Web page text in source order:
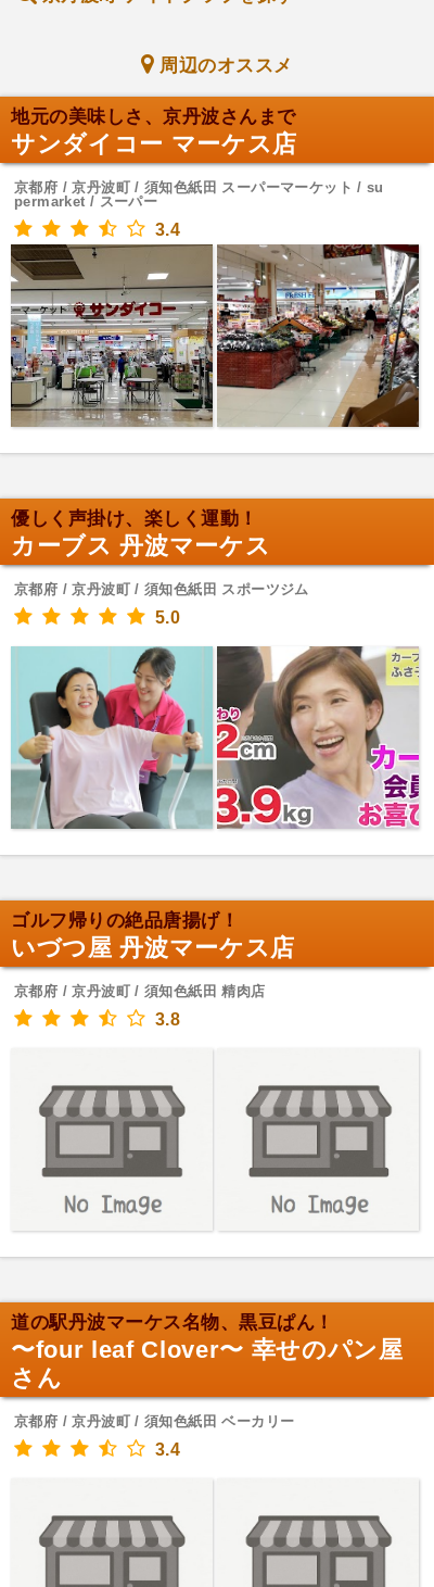
周辺のオススメ
地元の美味しさ、京丹波さんまで
サンダイコー マーケス店
京都府 / 京丹波町 / 須知色紙田 スーパーマーケット / su
permarket / スーパー
3.4
優しく声掛け、楽しく運動！
カーブス 丹波マーケス
京都府 / 京丹波町 / 須知色紙田 スポーツジム
5.0
ゴルフ帰りの絶品唐揚げ！
いづつ屋 丹波マーケス店
京都府 / 京丹波町 / 須知色紙田 精肉店
3.8
道の駅丹波マーケス名物、黒豆ぱん！
〜four leaf Clover〜 幸せのパン屋
さん
京都府 / 京丹波町 / 須知色紙田 ベーカリー
3.4